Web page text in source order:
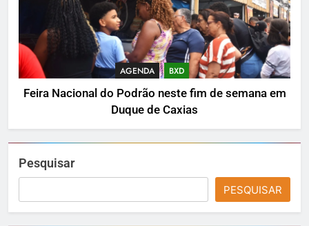
AGENDA BXD
Feira Nacional do Podrão neste fim de semana em
Duque de Caxias
Pesquisar
PESQUISAR